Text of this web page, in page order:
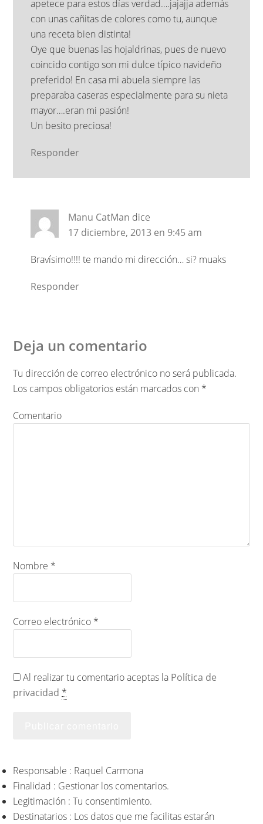
apetece para estos días verdad….jajajja además
con unas cañitas de colores como tu, aunque
una receta bien distinta!
Oye que buenas las hojaldrinas, pues de nuevo
coincido contigo son mi dulce típico navideño
preferido! En casa mi abuela siempre las
preparaba caseras especialmente para su nieta
mayor….eran mi pasión!
Un besito preciosa!
Responder
Manu CatMan dice
17 diciembre, 2013 en 9:45 am
Bravísimo!!!! te mando mi dirección… si? muaks
Responder
Deja un comentario
Tu dirección de correo electrónico no será publicada.
Los campos obligatorios están marcados con *
Comentario
Nombre *
Correo electrónico *
Al realizar tu comentario aceptas la Política de
privacidad *
Responsable : Raquel Carmona
Finalidad : Gestionar los comentarios.
Legitimación : Tu consentimiento.
Destinatarios : Los datos que me facilitas estarán